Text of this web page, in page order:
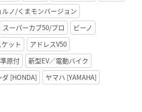
ルノ/くまモンバージョン
スーパーカブ50/プロ
ビーノ
ット
アドレスV50
原付
新型EV／電動バイク
ダ [HONDA]
ヤマハ [YAMAHA]